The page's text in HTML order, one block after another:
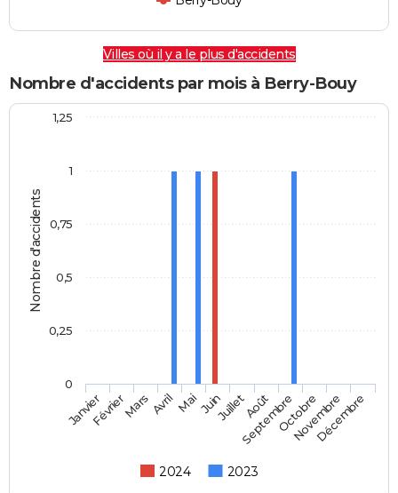
Villes où il y a le plus d'accidents
Nombre d'accidents par mois à Berry-Bouy
Nombre d'accidents
2024 2023
JanvierFévrierMars AvrilMaiJuinJuilletAoût
SeptembreOctobre
Novembre
Décembre
0
1
0,25
0,5
0,75
1,25